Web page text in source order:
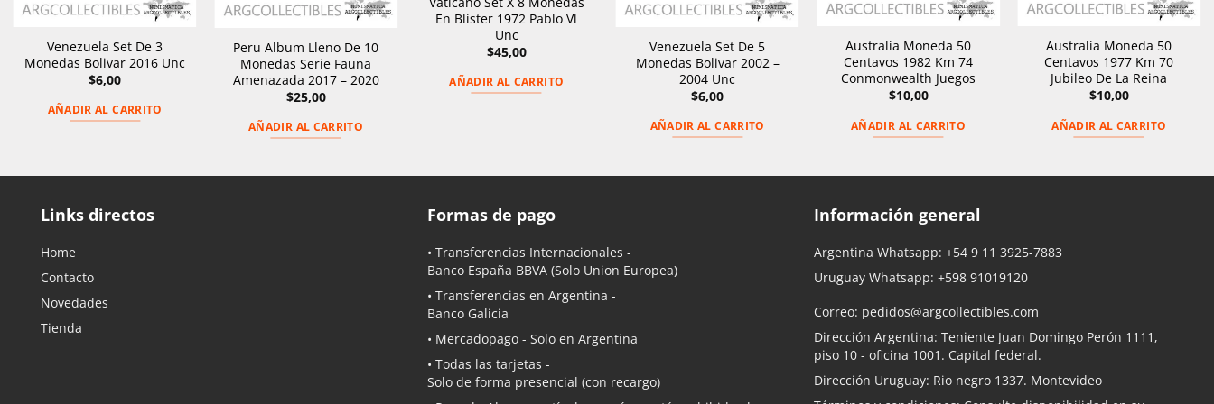
Venezuela Set De 3
Monedas Bolivar 2016 Unc
$6,00
AÑADIR AL CARRITO
Peru Album Lleno De 10
Monedas Serie Fauna
Amenazada 2017 – 2020
$25,00
AÑADIR AL CARRITO
En Blister 1972 Pablo Vl
Unc
$45,00
AÑADIR AL CARRITO
Venezuela Set De 5
Monedas Bolivar 2002 –
2004 Unc
$6,00
AÑADIR AL CARRITO
Australia Moneda 50
Centavos 1982 Km 74
Conmonwealth Juegos
$10,00
AÑADIR AL CARRITO
Australia Moneda 50
Centavos 1977 Km 70
Jubileo De La Reina
$10,00
AÑADIR AL CARRITO
Links directos
Home
Contacto
Novedades
Tienda
Formas de pago
• Transferencias Internacionales -
Banco España BBVA (Solo Union Europea)
• Transferencias en Argentina -
Banco Galicia
• Mercadopago - Solo en Argentina
• Todas las tarjetas -
Solo de forma presencial (con recargo)
Información general
Argentina Whatsapp: +54 9 11 3925-7883
Uruguay Whatsapp: +598 91019120
Correo: pedidos@argcollectibles.com
Dirección Argentina: Teniente Juan Domingo Perón 1111,
piso 10 - oficina 1001. Capital federal.
Dirección Uruguay: Rio negro 1337. Montevideo